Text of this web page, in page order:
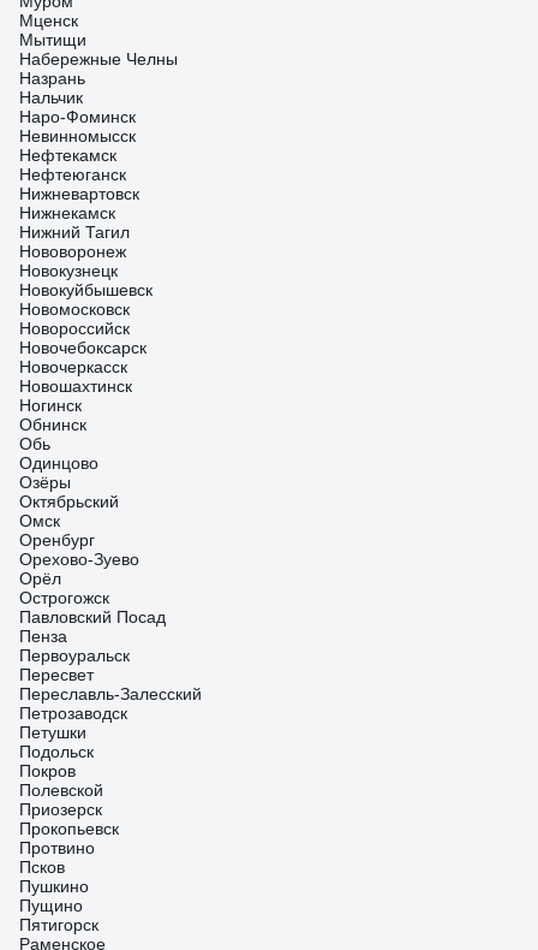
Мценск
Мытищи
Набережные Челны
Назрань
Нальчик
Наро-Фоминск
Невинномысск
Нефтекамск
Нефтеюганск
Нижневартовск
Нижнекамск
Нижний Тагил
Нововоронеж
Новокузнецк
Новокуйбышевск
Новомосковск
Новороссийск
Новочебоксарск
Новочеркасск
Новошахтинск
Ногинск
Обнинск
Обь
Одинцово
Озёры
Октябрьский
Омск
Оренбург
Орехово-Зуево
Орёл
Острогожск
Павловский Посад
Пенза
Первоуральск
Пересвет
Переславль-Залесский
Петрозаводск
Петушки
Подольск
Покров
Полевской
Приозерск
Прокопьевск
Протвино
Псков
Пушкино
Пущино
Пятигорск
Раменское